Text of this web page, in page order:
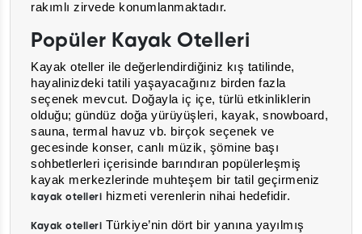
rakımlı zirvede konumlanmaktadır.
Popüler Kayak Otelleri
Kayak oteller ile değerlendirdiğiniz kış tatilinde,
hayalinizdeki tatili yaşayacağınız birden fazla
seçenek mevcut. Doğayla iç içe, türlü etkinliklerin
olduğu; gündüz doğa yürüyüşleri, kayak, snowboard,
sauna, termal havuz vb. birçok seçenek ve
gecesinde konser, canlı müzik, şömine başı
sohbetlerleri içerisinde barındıran popülerleşmiş
kayak merkezlerinde muhteşem bir tatil geçirmeniz
kayak otelleri hizmeti verenlerin nihai hedefidir.
Kayak otelleri Türkiye’nin dört bir yanına yayılmış